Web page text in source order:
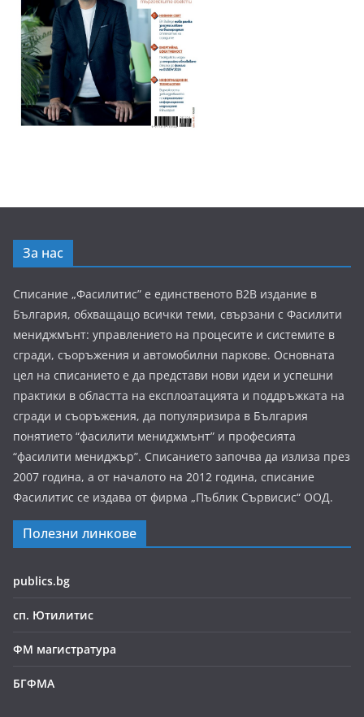
За нас
Списание „Фасилитис” е единственото B2B издание в
България, обхващащо всички теми, свързани с Фасилити
мениджмънт: управлението на процесите и системите в
сгради, съоръжения и автомобилни паркове. Основната
цел на списанието е да представи нови идеи и успешни
практики в областта на експлоатацията и поддръжката на
сгради и съоръжения, да популяризира в България
понятието “фасилити мениджмънт” и професията
“фасилити мениджър”. Списанието започва да излиза през
2007 година, а от началото на 2012 година, списание
Фасилитис се издава от фирма „Пъблик Сървисис“ ООД.
Полезни линкове
publics.bg
сп. Ютилитис
ФМ магистратура
БГФМА